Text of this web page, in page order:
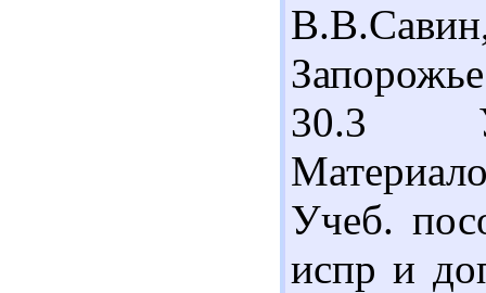
30.3
Учеб.
испр и